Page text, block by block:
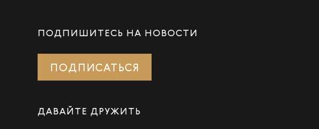
ПОДПИШИТЕСЬ НА НОВОСТИ
ПОДПИСАТЬСЯ
ДАВАЙТЕ ДРУЖИТЬ